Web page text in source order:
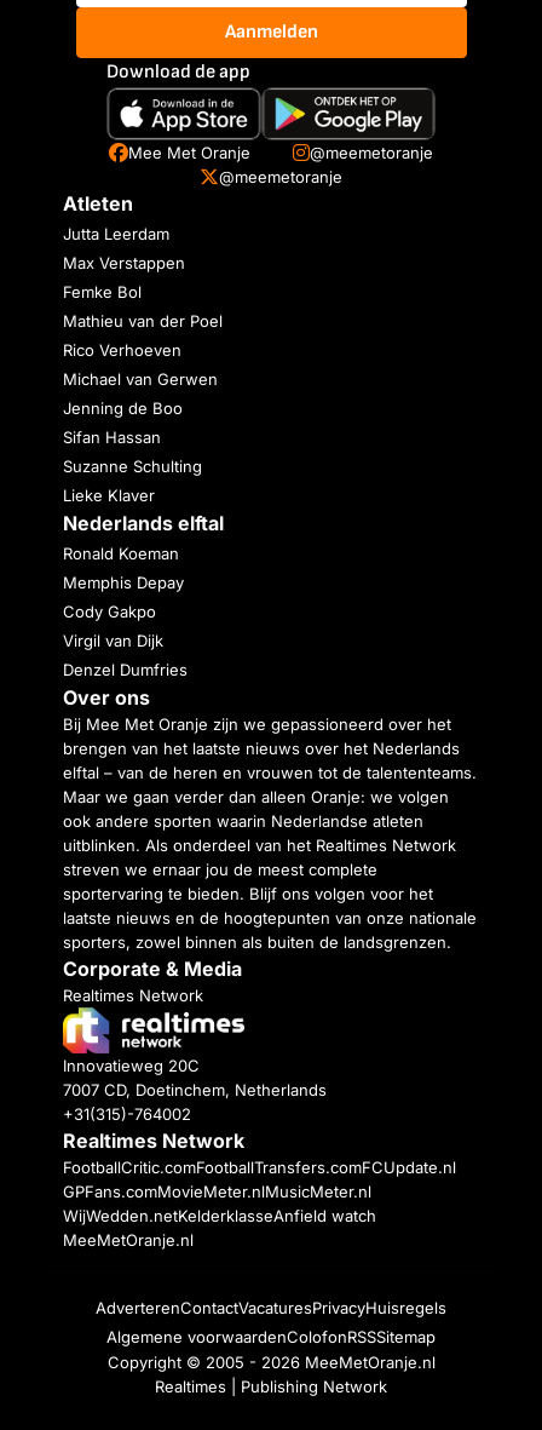
Aanmelden
Download de app
Mee Met Oranje
@meemetoranje
@meemetoranje
Atleten
Jutta Leerdam
Max Verstappen
Femke Bol
Mathieu van der Poel
Rico Verhoeven
Michael van Gerwen
Jenning de Boo
Sifan Hassan
Suzanne Schulting
Lieke Klaver
Nederlands elftal
Ronald Koeman
Memphis Depay
Cody Gakpo
Virgil van Dijk
Denzel Dumfries
Over ons
Bij Mee Met Oranje zijn we gepassioneerd over het
brengen van het laatste nieuws over het Nederlands
elftal – van de heren en vrouwen tot de talententeams.
Maar we gaan verder dan alleen Oranje: we volgen
ook andere sporten waarin Nederlandse atleten
uitblinken. Als onderdeel van het Realtimes Network
streven we ernaar jou de meest complete
sportervaring te bieden. Blijf ons volgen voor het
laatste nieuws en de hoogtepunten van onze nationale
sporters, zowel binnen als buiten de landsgrenzen.
Corporate & Media
Realtimes Network
Innovatieweg 20C
7007 CD, Doetinchem, Netherlands
+31(315)-764002
Realtimes Network
FootballCritic.comFootballTransfers.comFCUpdate.nl
GPFans.comMovieMeter.nlMusicMeter.nl
WijWedden.netKelderklasseAnfield watch
MeeMetOranje.nl
AdverterenContactVacaturesPrivacyHuisregels
Algemene voorwaardenColofonRSSSitemap
Copyright © 2005 - 2026 MeeMetOranje.nl
Realtimes | Publishing Network